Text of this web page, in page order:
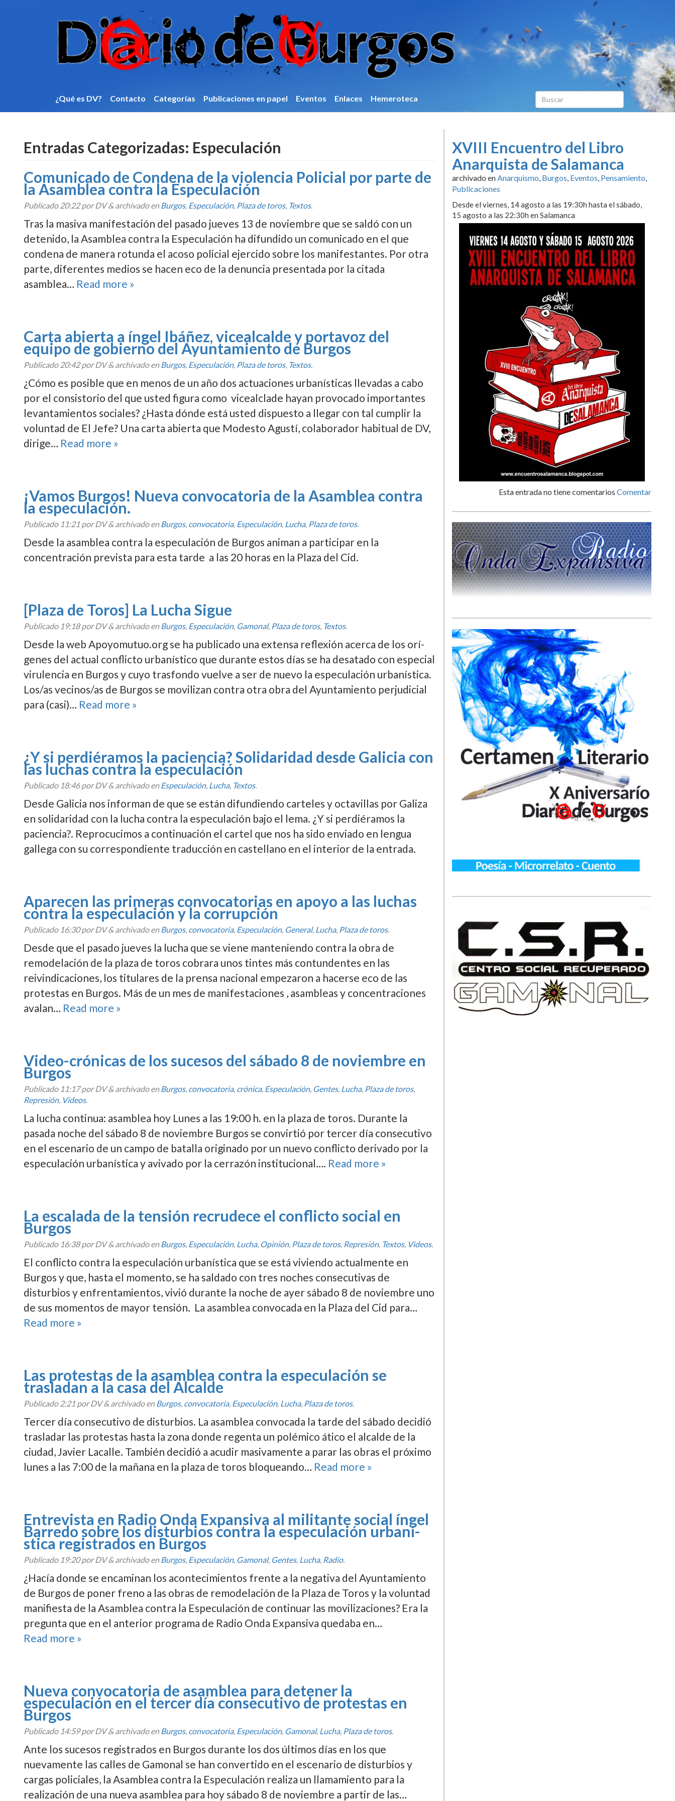
¿Qué es DV? Contacto Categorí­as Publicaciones en papel Eventos Enlaces Hemeroteca
Entradas Categorizadas: Especulación
Comunicado de Condena de la violencia Policial por parte de
la Asamblea contra la Especulación
Publicado20:22por DV&archivado enBurgos, Especulación, Plaza de toros, Textos.
Tras la masiva manifestación del pasado jueves 13 de noviembre que se saldó con un
detenido, la Asamblea contra la Especulación ha difundido un comunicado en el que
condena de manera rotunda el acoso policial ejercido sobre los manifestantes. Por otra
parte, diferentes medios se hacen eco de la denuncia presentada por la citada
asamblea… Read more »
Carta abierta a íngel Ibáñez, vicealcalde y portavoz del
equipo de gobierno del Ayuntamiento de Burgos
Publicado20:42por DV&archivado enBurgos, Especulación, Plaza de toros, Textos.
¿Cómo es posible que en menos de un año dos actuaciones urbaní­sticas llevadas a cabo
por el consistorio del que usted figura como vicealclade hayan provocado importantes
levantamientos sociales? ¿Hasta dónde está usted dispuesto a llegar con tal cumplir la
voluntad de El Jefe? Una carta abierta que Modesto Agustí­, colaborador habitual de DV,
dirige… Read more »
¡Vamos Burgos! Nueva convocatoria de la Asamblea contra
la especulación.
Publicado 11:21 por DV&archivado enBurgos, convocatoria, Especulación, Lucha, Plaza de toros.
Desde la asamblea contra la especulación de Burgos animan a participar en la
concentración prevista para esta tarde a las 20 horas en la Plaza del Cid.
[Plaza de Toros] La Lucha Sigue
Publicado 19:18por DV&archivado enBurgos, Especulación, Gamonal, Plaza de toros, Textos.
Desde la web Apoyomutuo.org se ha publicado una extensa reflexión acerca de los orí­
genes del actual conflicto urbaní­stico que durante estos dí­as se ha desatado con especial
virulencia en Burgos y cuyo trasfondo vuelve a ser de nuevo la especulación urbaní­stica.
Los/as vecinos/as de Burgos se movilizan contra otra obra del Ayuntamiento perjudicial
para (casi)… Read more »
¿Y si perdiéramos la paciencia? Solidaridad desde Galicia con
las luchas contra la especulación
Publicado 18:46por DV&archivado enEspeculación, Lucha, Textos.
Desde Galicia nos informan de que se están difundiendo carteles y octavillas por Galiza
en solidaridad con la lucha contra la especulación bajo el lema. ¿Y si perdiéramos la
paciencia?. Reprocucimos a continuación el cartel que nos ha sido enviado en lengua
gallega con su correspondiente traducción en castellano en el interior de la entrada.
Aparecen las primeras convocatorias en apoyo a las luchas
contra la especulación y la corrupción
Publicado 16:30por DV&archivado enBurgos, convocatoria, Especulación, General, Lucha, Plaza de toros.
Desde que el pasado jueves la lucha que se viene manteniendo contra la obra de
remodelación de la plaza de toros cobrara unos tintes más contundentes en las
reivindicaciones, los titulares de la prensa nacional empezaron a hacerse eco de las
protestas en Burgos. Más de un mes de manifestaciones , asambleas y concentraciones
avalan… Read more »
Video-crónicas de los sucesos del sábado 8 de noviembre en
Burgos
Publicado 11:17por DV&archivado enBurgos, convocatoria, crónica, Especulación, Gentes, Lucha, Plaza de toros,
Represión, Videos.
La lucha continua: asamblea hoy Lunes a las 19:00 h. en la plaza de toros. Durante la
pasada noche del sábado 8 de noviembre Burgos se convirtió por tercer dí­a consecutivo
en el escenario de un campo de batalla originado por un nuevo conflicto derivado por la
especulación urbaní­stica y avivado por la cerrazón institucional…. Read more »
La escalada de la tensión recrudece el conflicto social en
Burgos
Publicado 16:38por DV&archivado enBurgos, Especulación, Lucha, Opinión, Plaza de toros, Represión, Textos, Videos.
El conflicto contra la especulación urbaní­stica que se está viviendo actualmente en
Burgos y que, hasta el momento, se ha saldado con tres noches consecutivas de
disturbios y enfrentamientos, vivió durante la noche de ayer sábado 8 de noviembre uno
de sus momentos de mayor tensión. La asamblea convocada en la Plaza del Cid para…
Read more »
Las protestas de la asamblea contra la especulación se
trasladan a la casa del Alcalde
Publicado2:21 por DV&archivado enBurgos, convocatoria, Especulación, Lucha, Plaza de toros.
Tercer dí­a consecutivo de disturbios. La asamblea convocada la tarde del sábado decidió
trasladar las protestas hasta la zona donde regenta un polémico ático el alcalde de la
ciudad, Javier Lacalle. También decidió a acudir masivamente a parar las obras el próximo
lunes a las 7:00 de la mañana en la plaza de toros bloqueando… Read more »
Entrevista en Radio Onda Expansiva al militante social íngel
Barredo sobre los disturbios contra la especulación urbaní­
stica registrados en Burgos
Publicado 19:20por DV&archivado enBurgos, Especulación, Gamonal, Gentes, Lucha, Radio.
¿Hací­a donde se encaminan los acontecimientos frente a la negativa del Ayuntamiento
de Burgos de poner freno a las obras de remodelación de la Plaza de Toros y la voluntad
manifiesta de la Asamblea contra la Especulación de continuar las movilizaciones? Era la
pregunta que en el anterior programa de Radio Onda Expansiva quedaba en…
Read more »
Nueva convocatoria de asamblea para detener la
especulación en el tercer dí­a consecutivo de protestas en
Burgos
Publicado 14:59por DV&archivado enBurgos, convocatoria, Especulación, Gamonal, Lucha, Plaza de toros.
Ante los sucesos registrados en Burgos durante los dos últimos dí­as en los que
nuevamente las calles de Gamonal se han convertido en el escenario de disturbios y
cargas policiales, la Asamblea contra la Especulación realiza un llamamiento para la
realización de una nueva asamblea para hoy sábado 8 de noviembre a partir de las…
XVIII Encuentro del Libro
Anarquista de Salamanca
archivado enAnarquismo, Burgos, Eventos, Pensamiento,
Publicaciones
Desde el viernes, 14 agosto a las 19:30h hasta el sábado,
15 agosto a las 22:30h en Salamanca
Esta entrada no tiene comentarios Comentar